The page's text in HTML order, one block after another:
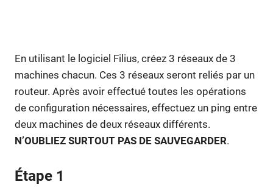
En utilisant le logiciel Filius, créez 3 réseaux de 3
machines chacun. Ces 3 réseaux seront reliés par un
routeur. Après avoir effectué toutes les opérations
de configuration nécessaires, effectuez un ping entre
deux machines de deux réseaux différents.
N’OUBLIEZ SURTOUT PAS DE SAUVEGARDER.
Étape 1